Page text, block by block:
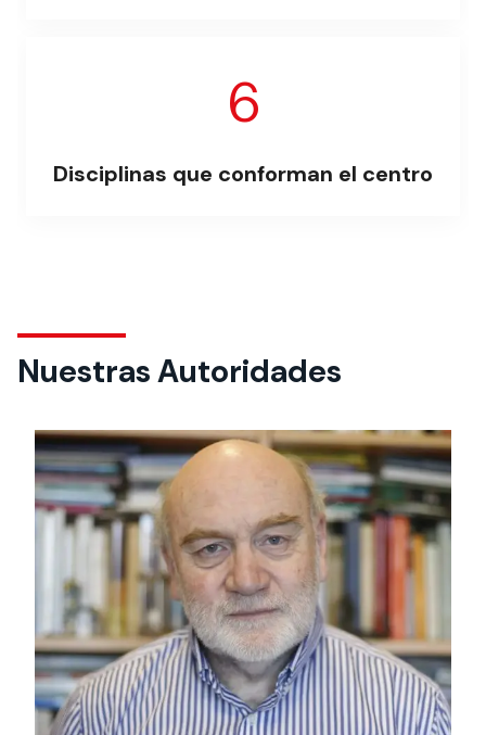
6
Disciplinas que conforman el centro
Nuestras Autoridades